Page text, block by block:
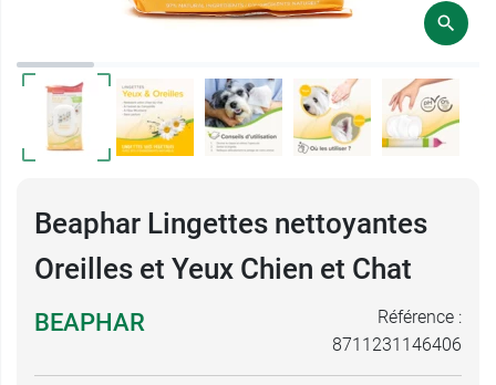
Beaphar Lingettes nettoyantes
Oreilles et Yeux Chien et Chat
BEAPHAR
Référence :
8711231146406